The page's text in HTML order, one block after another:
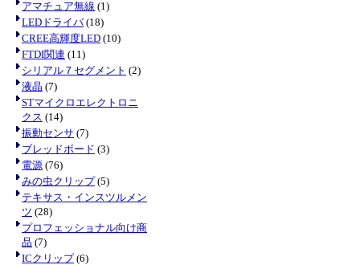
アマチュア無線 (1)
LEDドライバ(18)
CREE高輝度LED (10)
FTDI関連 (11)
シリアル７セグメント (2)
液晶 (7)
STマイクロエレクトロニ
クス (14)
振動センサ (7)
ブレッドボード (3)
電源 (76)
みの虫クリップ(5)
テキサス・インスツルメン
ツ (28)
プロフェッショナル向け商
品 (7)
ICクリップ(6)